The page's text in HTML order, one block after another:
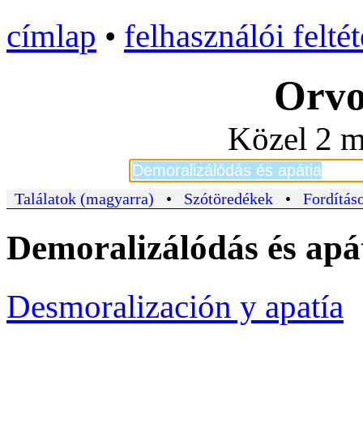
címlap • felhasználói
Közel 2
Találatok (magyarra) • Szótöredékek •
Demoralizálódás és
Desmoralización y apatía